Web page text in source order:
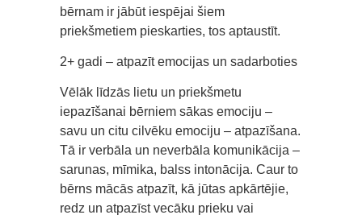
bērnam ir jābūt iespējai šiem
priekšmetiem pieskarties, tos aptaustīt.
2+ gadi – atpazīt emocijas un sadarboties
Vēlāk līdzās lietu un priekšmetu
iepazīšanai bērniem sākas emociju –
savu un citu cilvēku emociju – atpazīšana.
Tā ir verbāla un neverbāla komunikācija –
sarunas, mīmika, balss intonācija. Caur to
bērns mācās atpazīt, kā jūtas apkārtējie,
redz un atpazīst vecāku prieku vai